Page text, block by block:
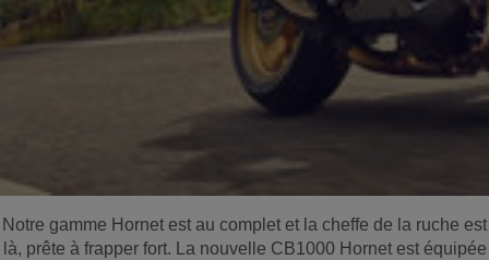
Notre gamme Hornet est au complet et la cheffe de la ruche est
là, prête à frapper fort. La nouvelle CB1000 Hornet est équipée